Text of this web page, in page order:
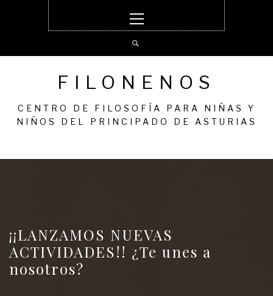
principal
FILONENOS
CENTRO DE FILOSOFÍA PARA NIÑAS Y
NIÑOS DEL PRINCIPADO DE ASTURIAS
¡¡LANZAMOS NUEVAS
ACTIVIDADES!! ¿Te unes a
nosotros?